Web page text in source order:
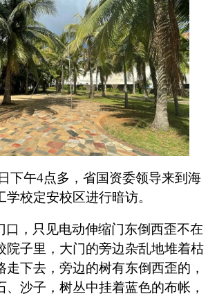
海汽
客运
快递
人才
公告
日下午4点多，省国资委领导来到海
校定安校区进行暗访。
口，只见电动伸缩门东倒西歪不在
院子里，大门的旁边杂乱地堆着枯
走下去，旁边的树有东倒西歪的，
、沙子，树丛中挂着蓝色的布帐，